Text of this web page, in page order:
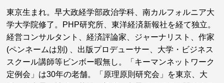
東京生まれ。早大政経学部政治学科、南カルフォルニア大
学大学院修了。PHP研究所、東洋経済新報社を経て独立。
経営コンサルタント、経済評論家、ジャーナリスト、作家
(ペンネームは別) 、出版プロデューサー、大学・ビジネス
スクール講師等ビンボー暇無し。「キーマンネットワーク
定例会」は30年の老舗。「原理原則研究会」を東京、大